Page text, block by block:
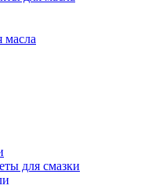
масла
для смазки